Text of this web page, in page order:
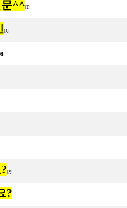
문^^ [1]
[1]
[6]
[2]
?